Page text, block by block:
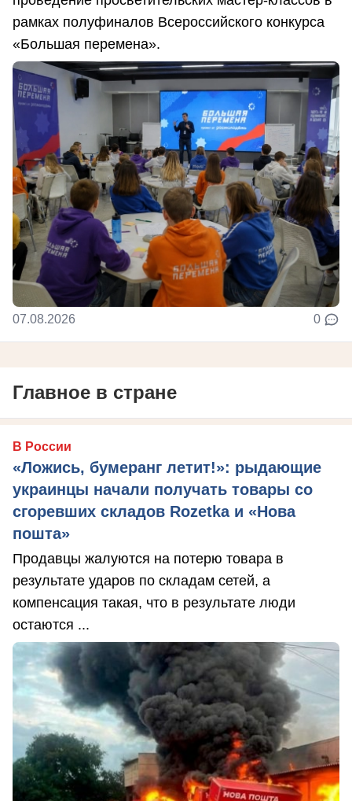
рамках полуфиналов Всероссийского конкурса
«Большая перемена».
07.08.2026 0
Главное в стране
В России
«Ложись, бумеранг летит!»: рыдающие
украинцы начали получать товары со
сгоревших складов Rozetka и «Нова
пошта»
Продавцы жалуются на потерю товара в
результате ударов по складам сетей, а
компенсация такая, что в результате люди
остаются ...